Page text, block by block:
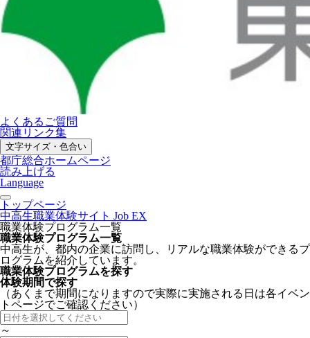
よくあるご質問
関連リンク集
文字サイズ・色合い
都庁総合ホームページ
読み上げる
Language
トップページ
中高生職業体験サイト Job EX
職業体験プログラム一覧
職業体験プログラム一覧
中高生が、都内の企業に訪問し、リアルな職業体験ができるプ
ログラムを紹介しています。
職業体験プログラムを探す
体験期間で探す
（あくまで期間になりますので実際に実施される日は各イベン
トページでご確認ください）
～